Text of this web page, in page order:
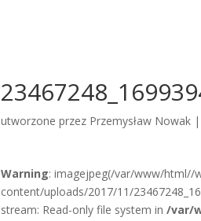
utworzone przez Przemysław Nowak
Warning: imagejpeg(/var/www/html//
content/uploads/2017/11/
stream: Read-only file system in/var/